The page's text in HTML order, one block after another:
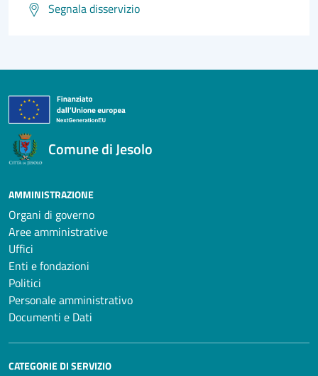
Segnala disservizio
Comune di Jesolo
AMMINISTRAZIONE
Organi di governo
Aree amministrative
Uffici
Enti e fondazioni
Politici
Personale amministrativo
Documenti e Dati
CATEGORIE DI SERVIZIO